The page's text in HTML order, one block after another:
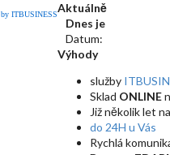
by ITBUSINESSAktuálně
Dnes je
Datum:
Výhody
služby
Sklad ONLINE
Již několik let
do 24H u Vás
Rychlá